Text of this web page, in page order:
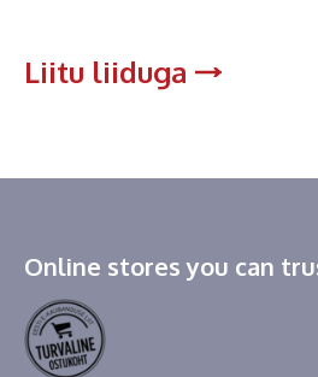
Liitu liiduga
Online stores you can